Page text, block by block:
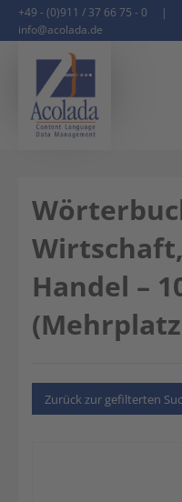
+49 - (0)911 / 37 66 75 - 0
|
info@acolada.de
Handel –
Zurück zur gefilterten